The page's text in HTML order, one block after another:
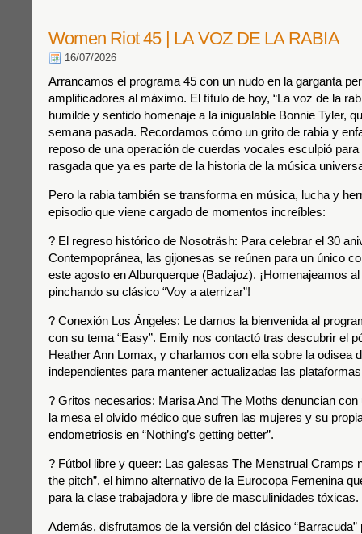
Women Riot 45 | LA VOZ DE LA RABIA
16/07/2026
Arrancamos el programa 45 con un nudo en la garganta
amplificadores al máximo. El título de hoy, “La voz de la
humilde y sentido homenaje a la inigualable Bonnie Tyler,
semana pasada. Recordamos cómo un grito de rabia y
reposo de una operación de cuerdas vocales esculpió
rasgada que ya es parte de la historia de la música
Pero la rabia también se transforma en música, lucha y
episodio que viene cargado de momentos increíbles:
? El regreso histórico de Nosoträsh: Para celebrar el 30
Contempopránea, las gijonesas se reúnen para un único
este agosto en Alburquerque (Badajoz). ¡Homenajeamos
pinchando su clásico “Voy a aterrizar”!
? Conexión Los Ángeles: Le damos la bienvenida al
con su tema “Easy”. Emily nos contactó tras descubrir el
Heather Ann Lomax, y charlamos con ella sobre la odisea
independientes para mantener actualizadas las
? Gritos necesarios: Marisa And The Moths denuncian con
la mesa el olvido médico que sufren las mujeres y su
endometriosis en “Nothing’s getting better”.
? Fútbol libre y queer: Las galesas The Menstrual Cramps
the pitch”, el himno alternativo de la Eurocopa Femenina
para la clase trabajadora y libre de masculinidades tóxicas.
Además, disfrutamos de la versión del clásico “Barracuda”